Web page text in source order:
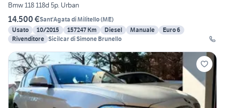
Bmw 118 118d 5p. Urban
14.500 €Sant'Agata di Militello(ME)
Usato
10/2015 157247 Km Diesel Manuale
Euro 6
Rivenditore Sicilcar di Simone Brunello